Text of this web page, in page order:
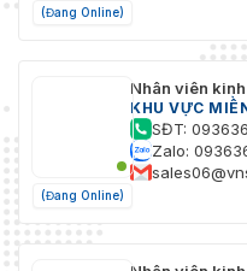
(Đang Online)
(Đang Online)
Nhân viên
KHU VỰC
SĐT:
Zalo: